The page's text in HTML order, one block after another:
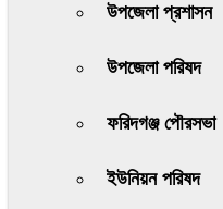
উপজেলা প্রশাসন
উপজেলা পরিষদ
ফরিদগঞ্জ পৌরসভা
ইউনিয়ন পরিষদ